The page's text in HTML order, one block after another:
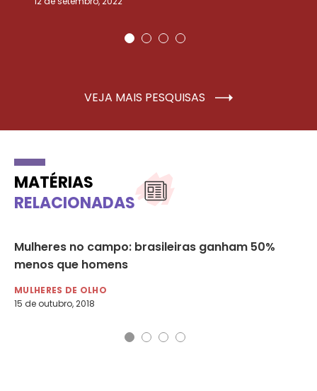
VEJA MAIS PESQUISAS
MATÉRIAS
RELACIONADAS
Mulheres no campo: brasileiras ganham 50%
menos que homens
MULHERES DE OLHO
15 de outubro, 2018